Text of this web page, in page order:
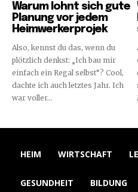
Warum lohnt sich gute
Planung vor jedem
Heimwerkerprojek
Also, kennst du das, wenn du
plötzlich denkst: „Ich bau mir
einfach ein Regal selbst“? Cool,
dachte ich auch letztes Jahr. Ich
war voller...
HEIM WIRTSCHAFT
GESUNDHEIT BILDUNG